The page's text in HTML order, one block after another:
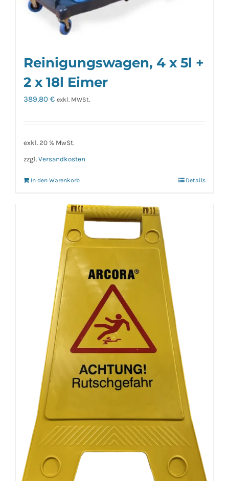
Reinigungswagen, 4 x 5l +
2 x 18l Eimer
389,80 € exkl. MWSt.
exkl. 20 % MwSt.
zzgl. Versandkosten
In den Warenkorb Details